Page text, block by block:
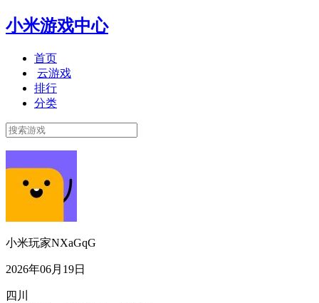
小米游戏中心
首页
云游戏
排行
分类
小米玩家NXaGqG
2026年06月19日
四川